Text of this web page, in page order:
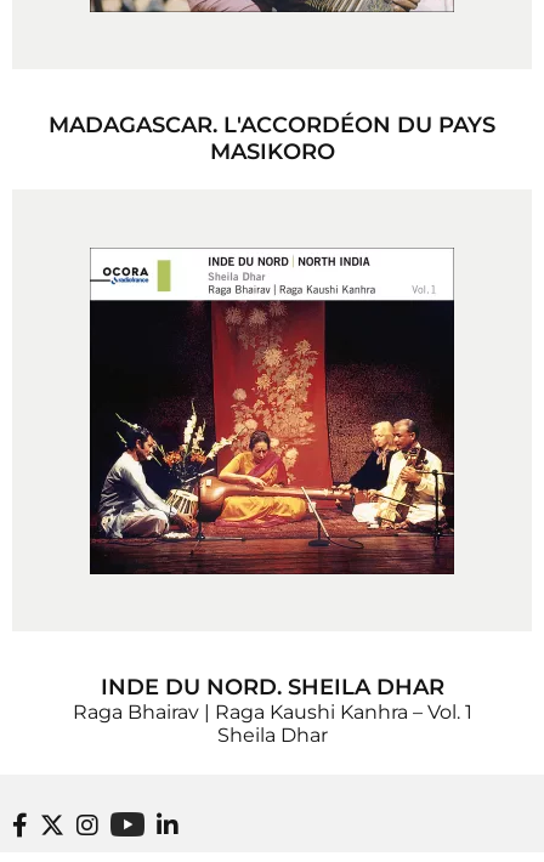
MADAGASCAR. L'ACCORDÉON DU PAYS
MASIKORO
INDE DU NORD. SHEILA DHAR
Raga Bhairav | Raga Kaushi Kanhra – Vol. 1
Sheila Dhar